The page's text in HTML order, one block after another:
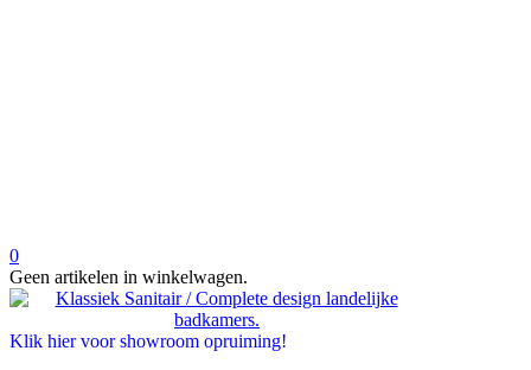
0
Geen artikelen in winkelwagen.
Klik hier voor showroom opruiming!